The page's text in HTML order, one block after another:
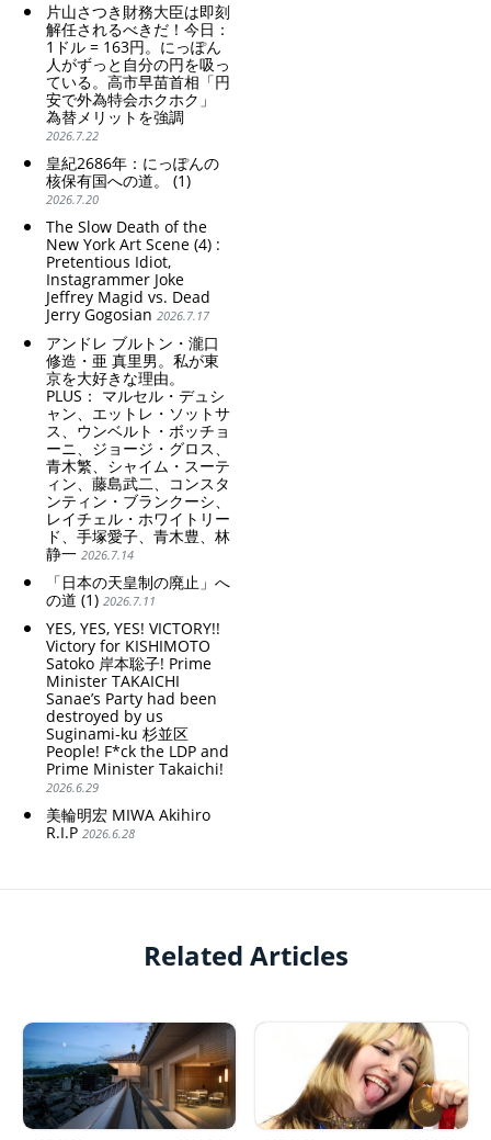
片山さつき財務大臣は即刻
解任されるべきだ！今日：
1ドル = 163円。にっぽん
人がずっと自分の円を吸っ
ている。高市早苗首相「円
安で外為特会ホクホク」
為替メリットを強調
2026.7.22
皇紀2686年：にっぽんの
核保有国への道。 (1)
2026.7.20
The Slow Death of the
New York Art Scene (4) :
Pretentious Idiot,
Instagrammer Joke
Jeffrey Magid vs. Dead
Jerry Gogosian 2026.7.17
アンドレ ブルトン・瀧口
修造・亜 真里男。私が東
京を大好きな理由。
PLUS： マルセル・デュシ
ャン、エットレ・ソットサ
ス、ウンベルト・ボッチョ
ーニ、ジョージ・グロス、
青木繁、シャイム・スーテ
ィン、藤島武二、コンスタ
ンティン・ブランクーシ、
レイチェル・ホワイトリー
ド、手塚愛子、青木豊、林
静一 2026.7.14
「日本の天皇制の廃止」へ
の道 (1) 2026.7.11
YES, YES, YES! VICTORY!!
Victory for KISHIMOTO
Satoko 岸本聡子! Prime
Minister TAKAICHI
Sanae’s Party had been
destroyed by us
Suginami-ku 杉並区
People! F*ck the LDP and
Prime Minister Takaichi!
2026.6.29
美輪明宏 MIWA Akihiro
R.I.P 2026.6.28
Related Articles